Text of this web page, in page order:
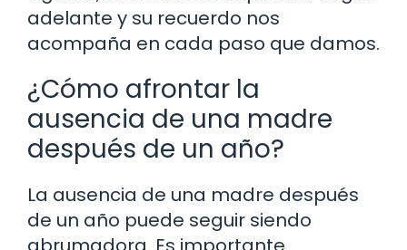
adelante y su recuerdo nos
acompaña en cada paso que damos.
¿Cómo afrontar la
ausencia de una madre
después de un año?
La ausencia de una madre después
de un año puede seguir siendo